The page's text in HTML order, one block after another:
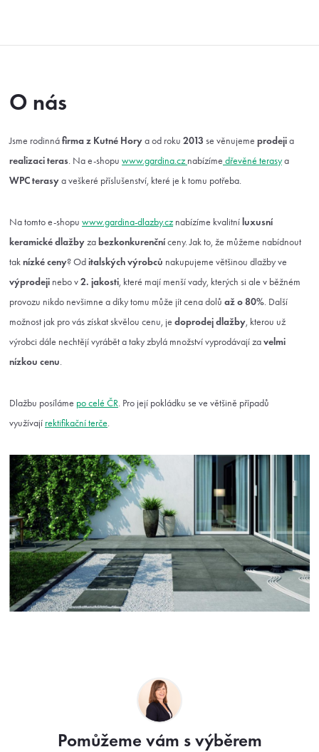
O nás
Jsme rodinnáfirma z Kutné Horya od roku 2013 se věnujeme prodejia
realizaci teras. Na e-shopu www.gardina.cznabízíme dřevěné terasya
WPC terasya veškeré příslušenství, které je k tomu potřeba.
Na tomto e-shopu www.gardina-dlazby.cznabízíme kvalitní luxusní
keramické dlažbyza bezkonkurenčníceny. Jak to, že můžeme nabídnout
taknízké ceny? Oditalských výrobců nakupujeme většinou dlažby ve
výprodeji nebo v2. jakosti, které mají menší vady, kterých si ale v běžném
provozu nikdo nevšimne a díky tomu může jít cena dolů až o 80%. Další
možnost jak pro vás získat skvělou cenu, je doprodej dlažby, kterou už
výrobci dále nechtějí vyrábět a taky zbylá množství vyprodávají zavelmi
nízkou cenu.
Dlažbu posíláme po celé ČR. Pro její pokládku se ve většině případů
využívají rektifikační terče.
Pomůžeme vám s výběrem